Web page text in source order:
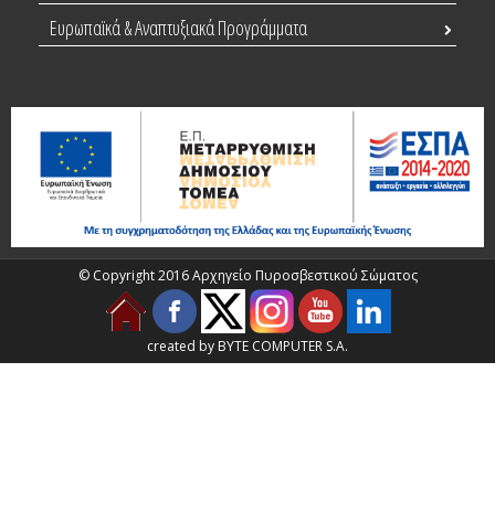
Ευρωπαϊκά & Αναπτυξιακά Προγράμματα
© Copyright 2016 Αρχηγείο Πυροσβεστικού Σώματος
created by BYTE COMPUTER S.A.